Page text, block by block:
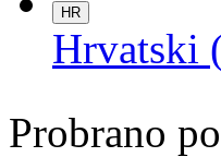
HR
Hrvatski
Probrano